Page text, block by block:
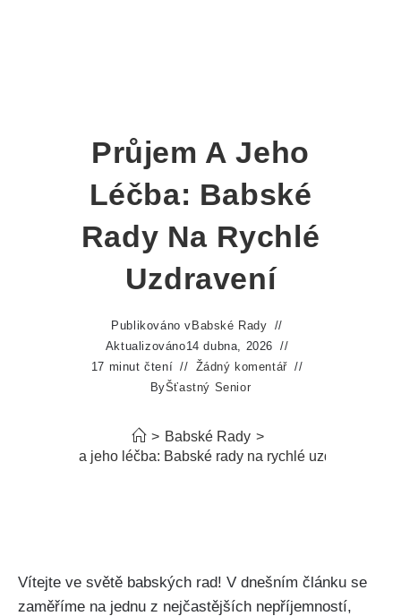
Průjem A Jeho
Léčba: Babské
Rady Na Rychlé
Uzdravení
Publikováno v Babské Rady
Aktualizováno14 dubna, 2026
17 minut čtení
Žádný komentář
ByŠťastný Senior
> Babské Rady >
Průjem a jeho léčba: Babské rady na rychlé uzdravení
Vítejte ve světě babských rad! V dnešním článku se
zaměříme na jednu z nejčastějších nepříjemností,